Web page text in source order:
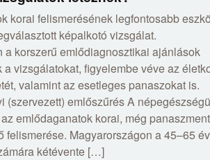
korai felismerésének legfontosabb
képalkotó vizsgálat.
a korszerű emlődiagnosztikai ajánlások
vizsgálatokat, figyelembe véve az
valamint az esetleges panaszokat is.
(szervezett) emlőszűrés A
emlődaganatok korai, még
felismerése. Magyarországon a 45–65 év
kétévente […]